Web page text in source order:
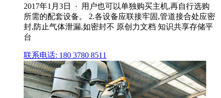
2017年1月3日 · 用户也可以单独购买主机,再自行选购
所需的配套设备。 2.各设备应联接牢固,管道接合处应密
封,防止气体泄漏,如密封不 原创力文档 知识共享存储平
台
联系电话: 180 3780 8511